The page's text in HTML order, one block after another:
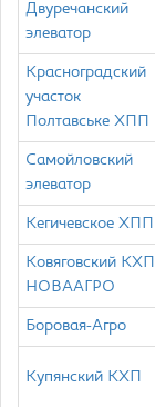
Двуречанский
элеватор
Красноградский
участок
Полтавське ХПП
Самойловский
элеватор
Кегичевское ХПП
Ковяговский КХП
НОВААГРО
Боровая-Агро
Купянский КХП